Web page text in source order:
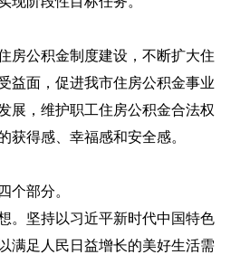
房公积金制度建设，不断扩大住
益面，促进我市住房公积金事业
展，维护职工住房公积金合法权
获得感、幸福感和安全感。
个部分。
。坚持以习近平新时代中国特色
满足人民日益增长的美好生活需